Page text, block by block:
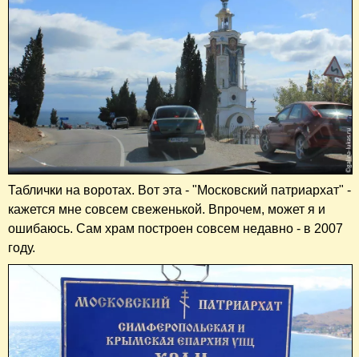
Таблички на воротах. Вот эта - "Московский патриархат" -
кажется мне совсем свеженькой. Впрочем, может я и
ошибаюсь. Сам храм построен совсем недавно - в 2007
году.